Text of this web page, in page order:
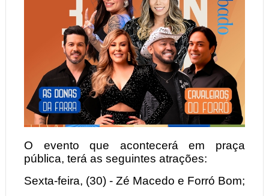
O evento que acontecerá em praça
pública, terá as seguintes atrações:
Sexta-feira, (30) - Zé Macedo e Forró Bom;